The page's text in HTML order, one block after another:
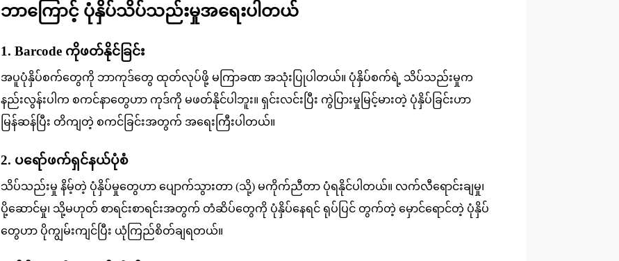
ဘာကြောင့် ပုံနှိပ်သိပ်သည်းမှုအရေးပါတယ်
1. Barcode ကိုဖတ်နိုင်ခြင်း
အပူပုံနှိပ်စက်တွေကို ဘာကုဒ်တွေ ထုတ်လုပ်ဖို့ မကြာခဏ အသုံးပြုပါတယ်။ ပုံနှိပ်စက်ရဲ့ သိပ်သည်းမှုက
နည်းလွန်းပါက စကင်နာတွေဟာ ကုဒ်ကို မဖတ်နိုင်ပါဘူး။ ရှင်းလင်းပြီး ကွဲပြားမှုမြင့်မားတဲ့ ပုံနှိပ်ခြင်းဟာ
မြန်ဆန်ပြီး တိကျတဲ့ စကင်ခြင်းအတွက် အရေးကြီးပါတယ်။
2. ပရော်ဖက်ရှင်နယ်ပုံစံ
သိပ်သည်းမှု နိမ့်တဲ့ ပုံနှိပ်မှုတွေဟာ ပျောက်သွားတာ (သို့) မကိုက်ညီတာ ပုံရနိုင်ပါတယ်။ လက်လီရောင်းချမှု၊
ပို့ဆောင်မှု၊ သို့မဟုတ် စာရင်းစာရင်းအတွက် တံဆိပ်တွေကို ပုံနှိပ်နေရင် ရုပ်ပြင် တွက်တဲ့ မှောင်ရောင်တဲ့ ပုံနှိပ်
တွေဟာ ပိုကျွမ်းကျင်ပြီး ယုံကြည်စိတ်ချရတယ်။